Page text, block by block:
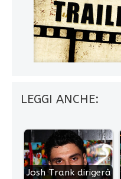
LEGGI ANCHE:
Josh Trank dirigerà